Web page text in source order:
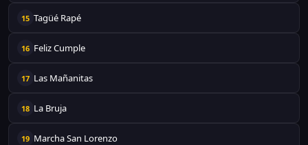
15 Tagüé Rapé
16 Feliz Cumple
17 Las Mañanitas
18 La Bruja
19 Marcha San Lorenzo